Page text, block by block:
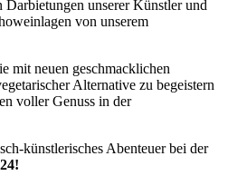
Darbietungen unserer Künstler und
von unserem
mit neuen geschmacklichen
Alternative zu begeistern
voller Genuss in der
künstlerisches Abenteuer bei der